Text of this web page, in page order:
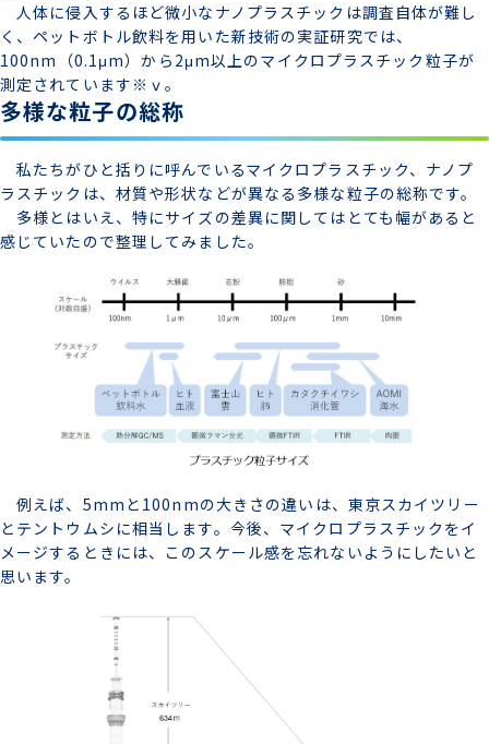
人体に侵入するほど微小なナノプラスチックは調査自体が難し
く、ペットボトル飲料を用いた新技術の実証研究では、
100nm（0.1μm）から2μm以上のマイクロプラスチック粒子が
測定されています※ⅴ。
多様な粒子の総称
私たちがひと括りに呼んでいるマイクロプラスチック、ナノプ
ラスチックは、材質や形状などが異なる多様な粒子の総称です。
多様とはいえ、特にサイズの差異に関してはとても幅があると
感じていたので整理してみました。
例えば、5mmと100nmの大きさの違いは、東京スカイツリー
とテントウムシに相当します。今後、マイクロプラスチックをイ
メージするときには、このスケール感を忘れないようにしたいと
思います。